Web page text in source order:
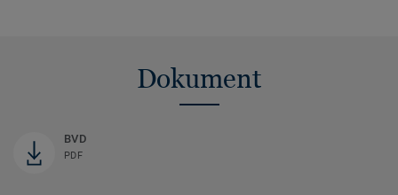
Dokument
BVD
PDF